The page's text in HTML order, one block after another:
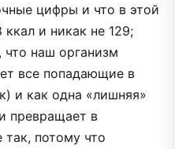
цифры и что в этой
ккал и никак не 129;
наш организм
все попадающие в
и как одна «лишняя»
превращает в
потому что